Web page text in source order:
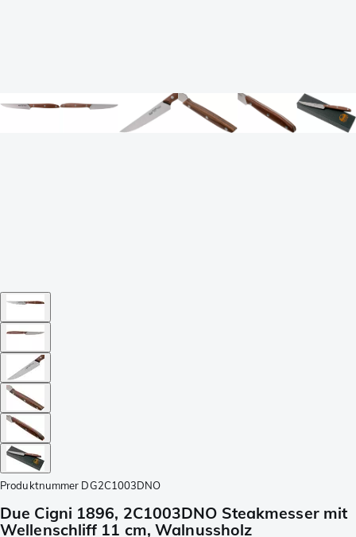
Produktnummer DG2C1003DNO
Due Cigni 1896, 2C1003DNO Steakmesser mit
Wellenschliff 11 cm, Walnussholz